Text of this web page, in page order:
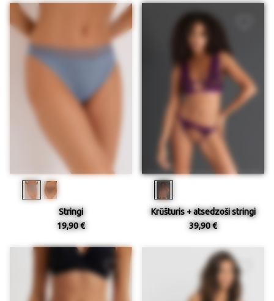
Stringi
19,90 €
Krūšturis + atsedzoši stringi
39,90 €